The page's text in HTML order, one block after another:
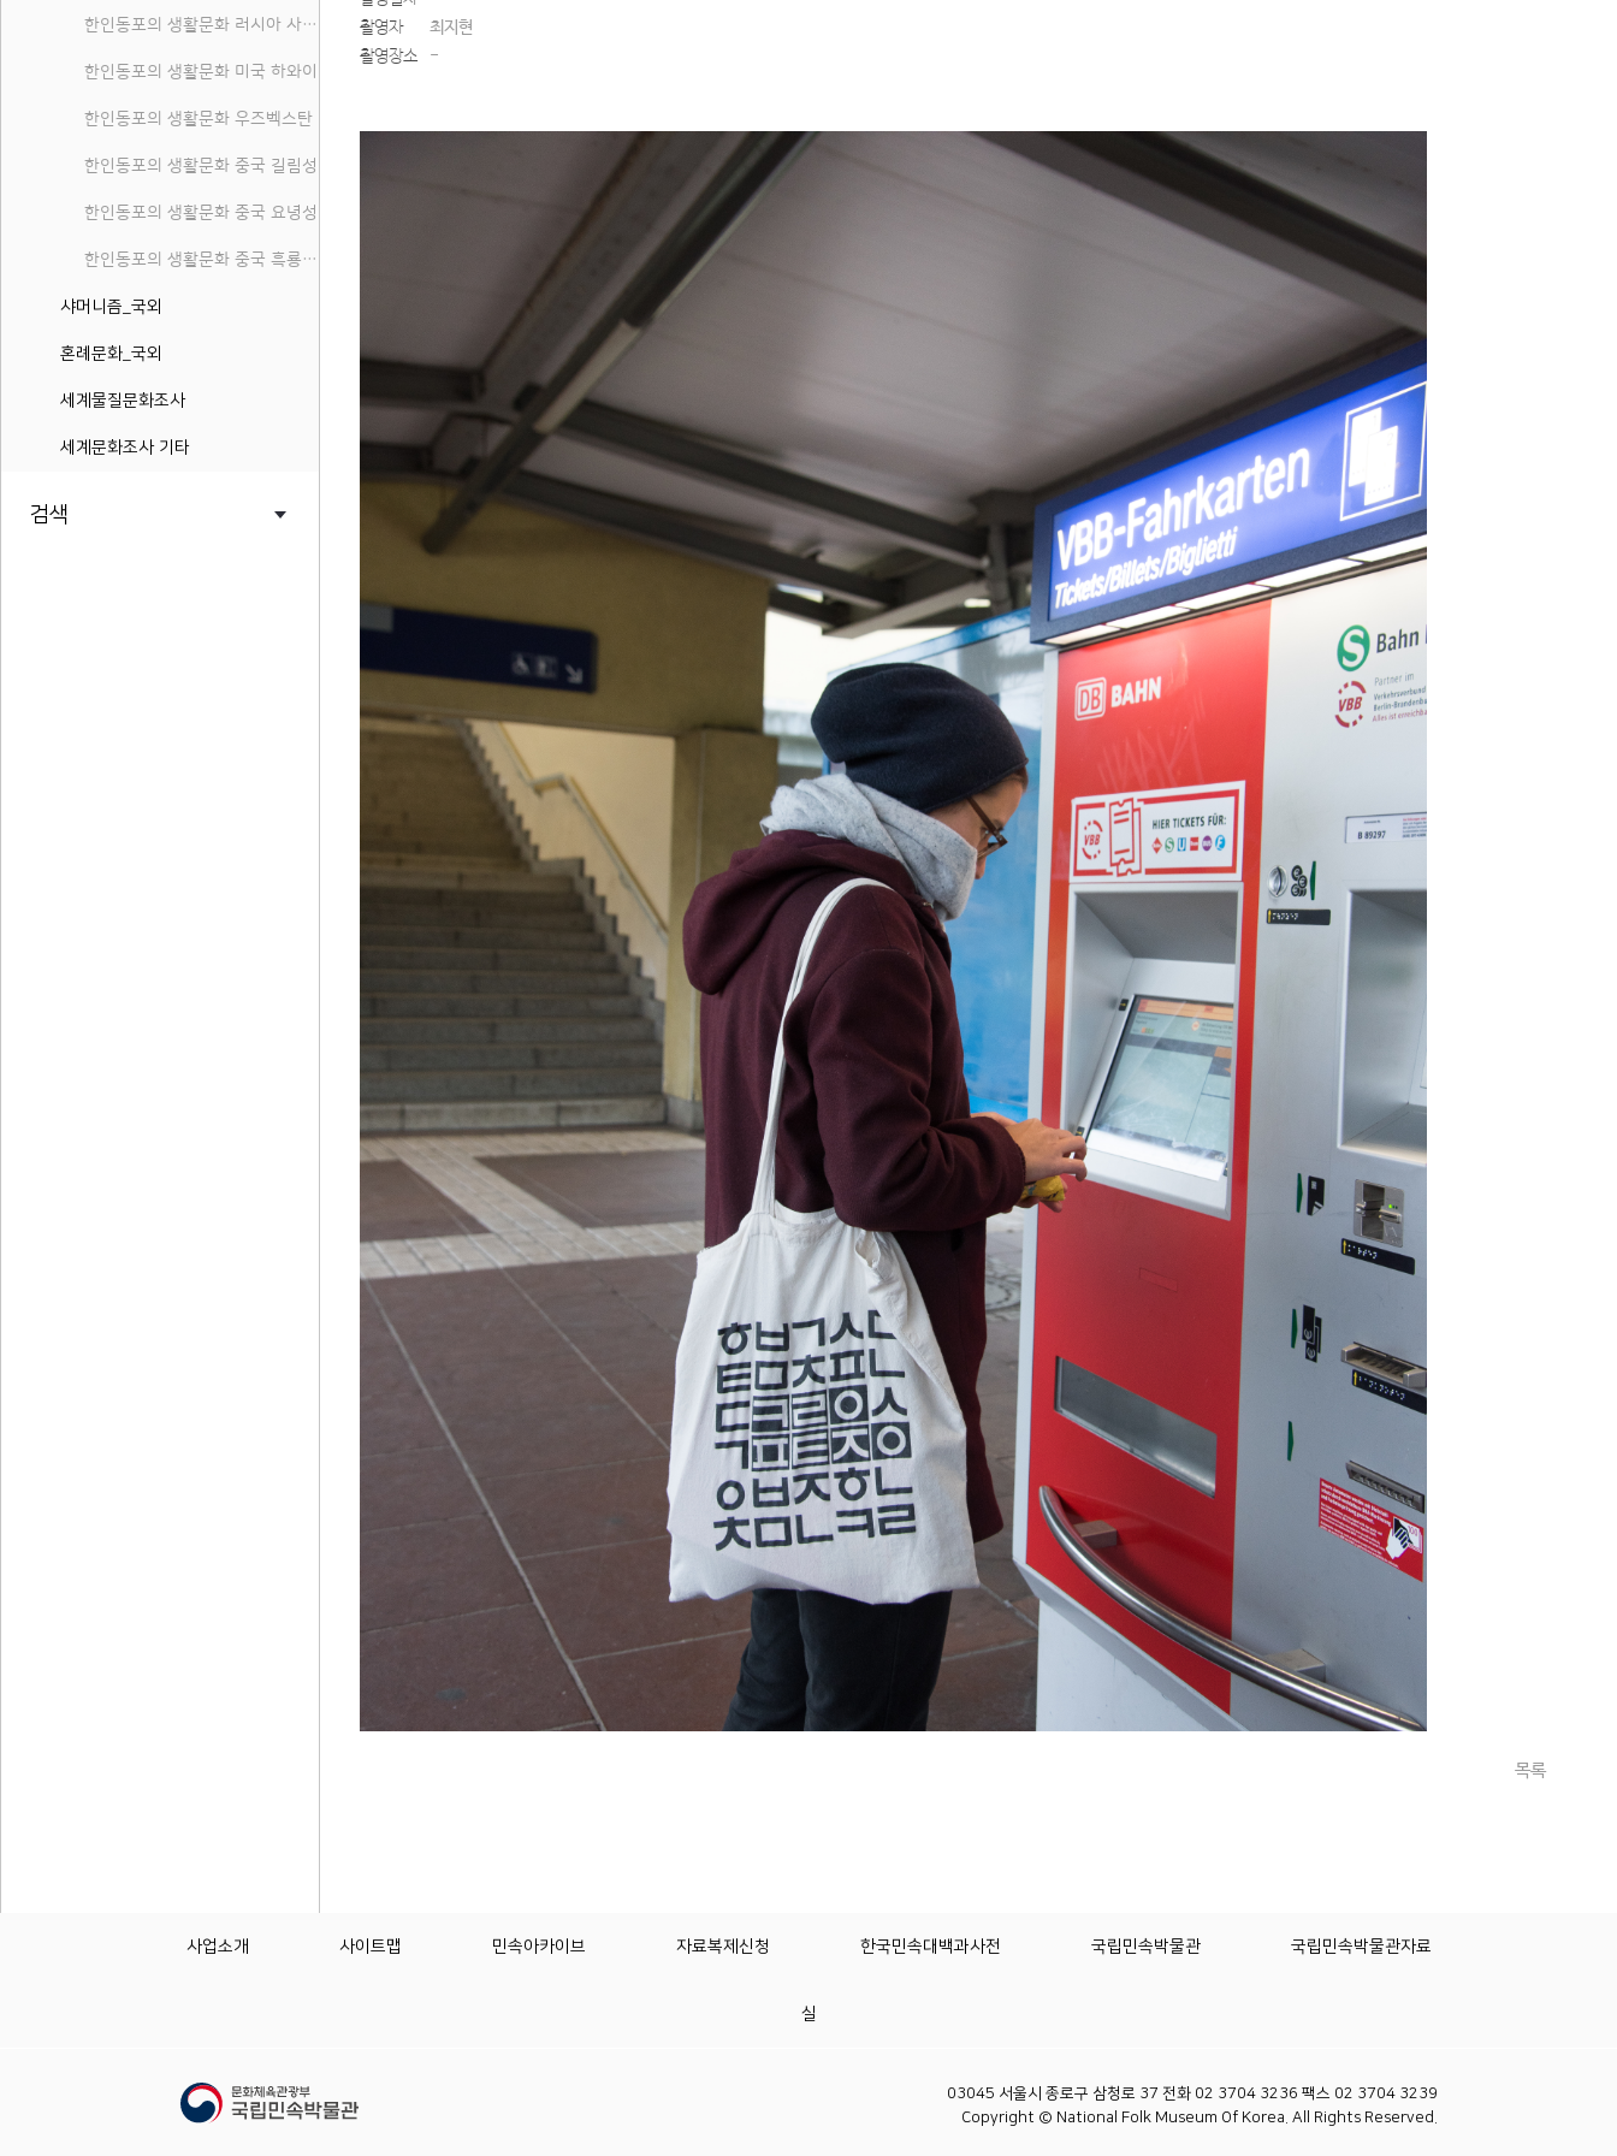
한인동포의 생활문화 러시아 사할린 연해주
한인동포의 생활문화 미국 하와이
한인동포의 생활문화 우즈벡스탄
한인동포의 생활문화 중국 길림성
한인동포의 생활문화 중국 요녕성
한인동포의 생활문화 중국 흑룡강성
샤머니즘_국외
혼례문화_국외
세계물질문화조사
세계문화조사 기타
검색
촬영자
최지현
촬영장소
-
목록
사업소개 사이트맵 민속아카이브 자료복제신청 한국민속대백과사전 국립민속박물관 국립민속박물관자료
실
03045 서울시 종로구 삼청로 37 전화 02 3704 3236 팩스 02 3704 3239
Copyright © National Folk Museum Of Korea. All Rights Reserved.